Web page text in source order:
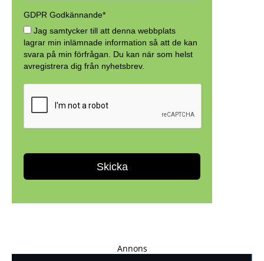
Annons